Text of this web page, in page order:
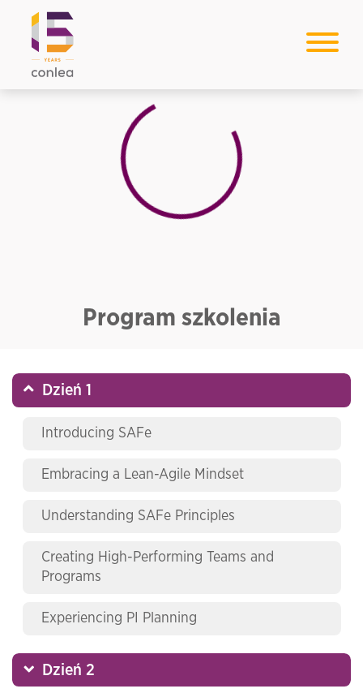
Loading...
Program szkolenia
Dzień 1
Introducing SAFe
Embracing a Lean-Agile Mindset
Understanding SAFe Principles
Creating High-Performing Teams and
Programs
Experiencing PI Planning
Dzień 2